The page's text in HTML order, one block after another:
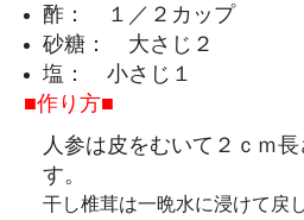
酢： １／２カップ
砂糖： 大さじ２
塩： 小さじ１
■作り方■
人参は皮をむいて２ｃｍ
す。
干し椎茸は一晩水に浸けて戻